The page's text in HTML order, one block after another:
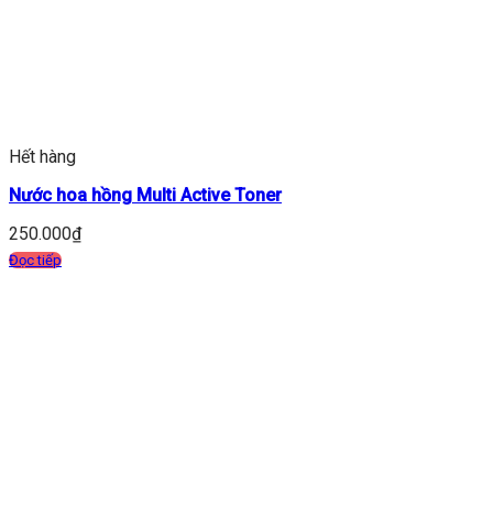
Hết hàng
Nước hoa hồng Multi Active Toner
250.000₫
Đọc tiếp